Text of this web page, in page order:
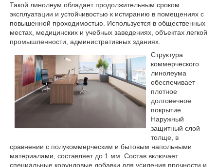
Такой линолеум обладает продолжительным сроком
эксплуатации и устойчивостью к истиранию в помещениях с
повышенной проходимостью. Используется в общественных
местах, медицинских и учебных заведениях, объектах легкой
промышленности, административных зданиях.
Структура
коммерческого
линолеума
обеспечивает
плотное
долговечное
покрытие.
Наружный
защитный слой
толще, в
сравнении с полукоммерческим и бытовым напольными
материалами, составляет до 1 мм. Состав включает
специальные корундовые добавки для усиления прочности и